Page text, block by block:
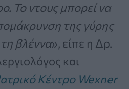
Το ντους μπορεί να
της γύρης
τη βλέννα», είπε η Δρ.
και
Κέντρο Wexner